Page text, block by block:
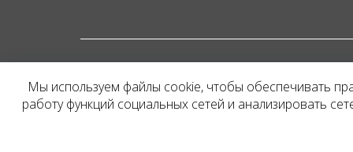
Представленная на
и не является
Мы используем файлы cookie, чтобы обеспечивать
работу функций социальных сетей и анализировать